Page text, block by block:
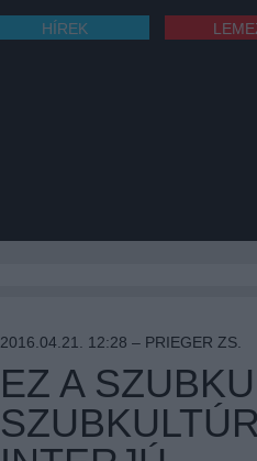
HÍREK
2016.04.21. 12:28 – PRIEGER ZS.
EZ A